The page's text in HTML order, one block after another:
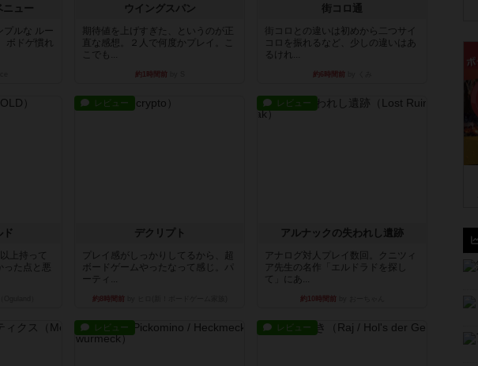
ニュー
プルな ルー
ボドゲ慣れ
ウイングスパン
期待値を上げすぎた、というのが正
直な感想。２人で何度かプレイ。こ
こでも...
約1時間前
街コロ通
街コロとの違いは初めから二つサイ
コロを振れるなど、少しの違いはあ
るけれ...
約6時間前
ド
上持って
った点と悪
レビュー
デクリプト
プレイ感がしっかりしてるから、超
ボードゲームやったなって感じ。パ
ーティ...
約8時間前
レビュー
アルナックの失われし遺跡
アナログ対人プレイ数回。クニツィ
ア先生の名作「エルドラドを探し
て」にあ...
約10時間前
レビュー レビュー